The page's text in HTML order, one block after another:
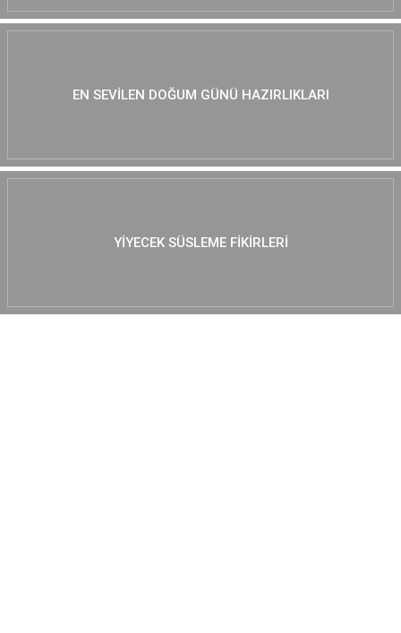
EN SEVILEN DOĞUM GÜNÜ HAZIRLIKLARI
YIYECEK SÜSLEME FIKIRLERI